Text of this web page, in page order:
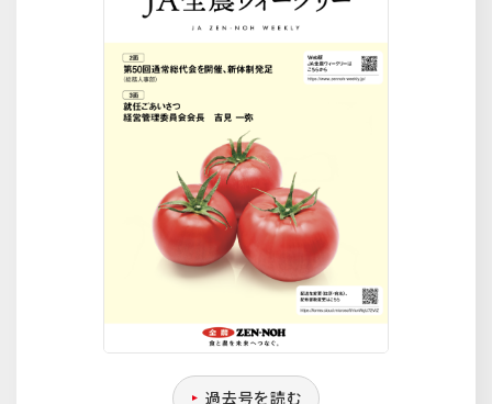
過去号を読む